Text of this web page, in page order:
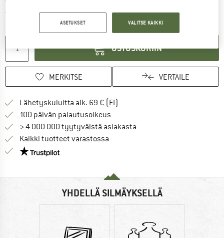
Toimitusaika: 6-8 arkipäivääLinkki avautuu tietokentässä ja sisältää
OSTOSKORIIN
MERKITSE VERTAILE
Lähetyskuluitta alk. 69 € (FI)
100 päivän palautusoikeus
> 4 000 000 tyytyväistä asiakasta
Kaikki tuotteet varastossa
Meillä on Trustpilot -sertifiointi - lue lisää tästä!
YHDELLÄ SILMÄYKSELLÄ
ASETUKSET VALITSE KAIKKI